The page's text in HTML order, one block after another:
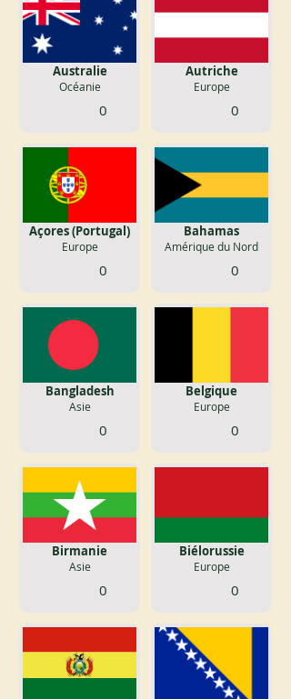
Australie
Océanie
0
Açores (Portugal)
Europe
0
Bangladesh
Asie
0
Birmanie
Asie
0
Autriche
Europe
0
Bahamas
Amérique du Nord
0
Belgique
Europe
0
Biélorussie
Europe
0